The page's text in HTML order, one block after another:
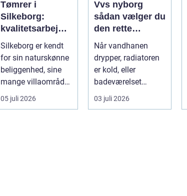
Tømrer i
Silkeborg:
kvalitetsarbejde
til
overkommelige
priser
Silkeborg er kendt
for sin naturskønne
beliggenhed, sine
mange villaområder
og en bland...
05 juli 2026
Vvs nyborg
sådan vælger du
den rette
fagmand til
opgaven
Når vandhanen
drypper, radiatoren
er kold, eller
badeværelset
trænger til en
gennemgribende
03 juli 2026